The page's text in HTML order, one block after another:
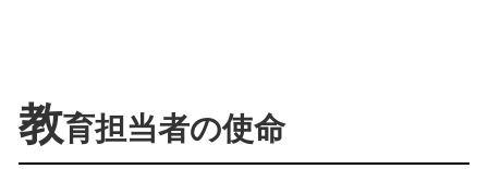
教育担当者の使命